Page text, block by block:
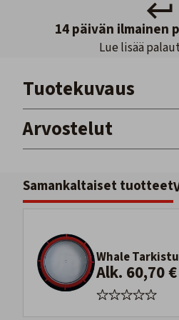
14 päivän ilmainen
Lue lisää
Tuotekuvaus
Arvostelut
Samankaltaiset tuotteet
Whale
Alk. 60,70 €